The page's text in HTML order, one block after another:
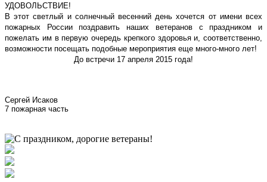
УДОВОЛЬСТВИЕ!
В этот светлый и солнечный весенний день хочется от имени всех
пожарных России поздравить наших ветеранов с праздником и
пожелать им в первую очередь крепкого здоровья и, соответственно,
возможности посещать подобные мероприятия еще много-много лет!
До встречи 17 апреля 2015 года!
Сергей Исаков
7 пожарная часть